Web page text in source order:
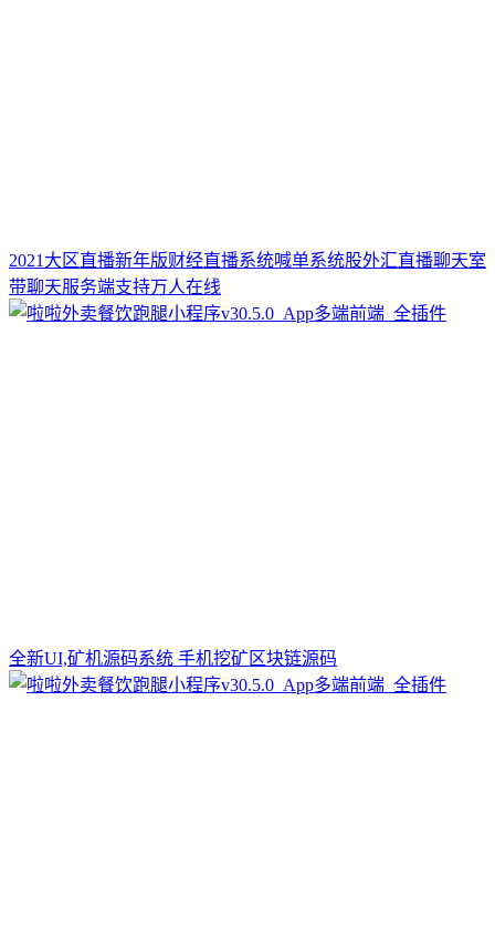
2021大区直播新年版财经直播系统喊单系统股外汇直播聊天室
带聊天服务端支持万人在线
全新UI,矿机源码系统 手机挖矿区块链源码